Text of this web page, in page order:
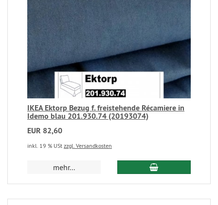
IKEA Ektorp Bezug f. freistehende Récamiere in
Idemo blau 201.930.74 (20193074)
EUR 82,60
inkl. 19 % USt zzgl. Versandkosten
mehr...